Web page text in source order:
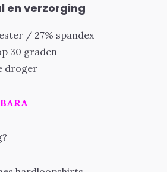
en verzorging
/ 27% spandex
30 graden
droger